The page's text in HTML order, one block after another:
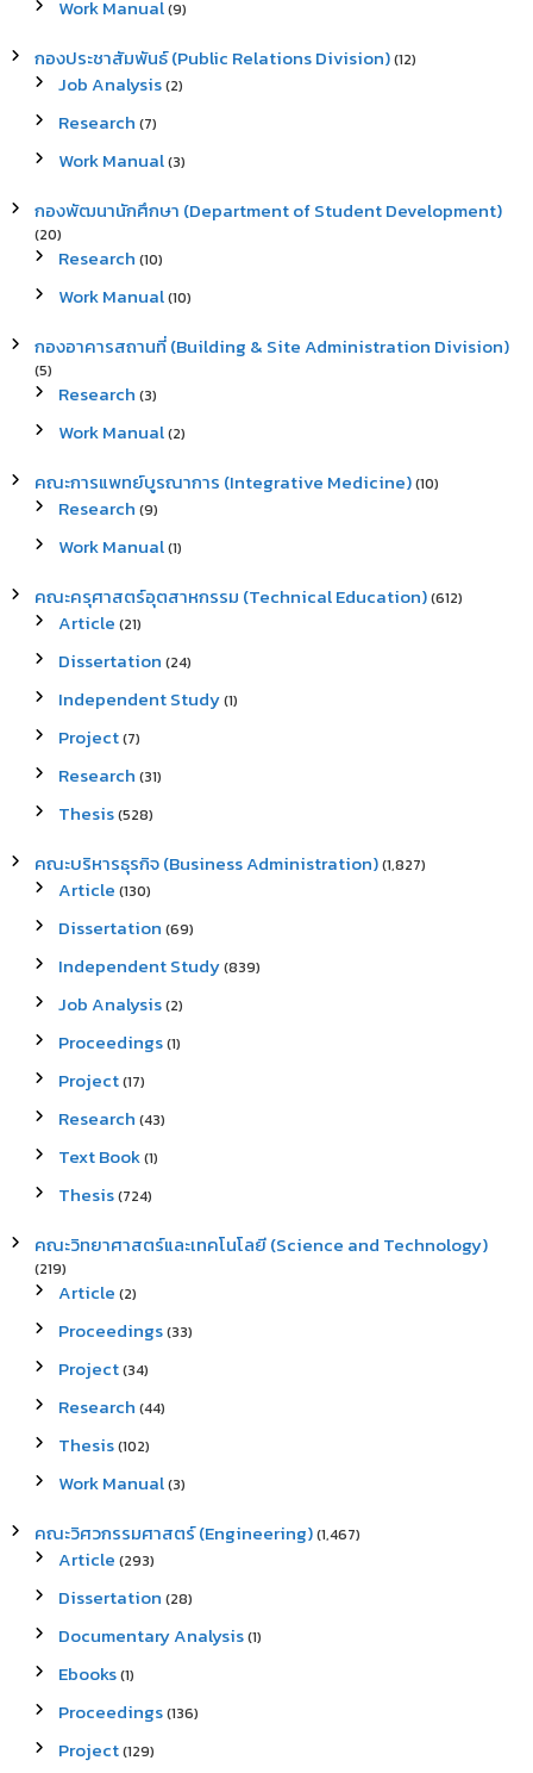
Work Manual(9)
กองประชาสัมพันธ์ (Public Relations Division)(12)
Job Analysis(2)
Research (7)
Work Manual(3)
กองพัฒนานักศึกษา (Department of Student Development)
(20)
Research (10)
Work Manual(10)
กองอาคารสถานที่ (Building & Site Administration Division)
(5)
Research (3)
Work Manual(2)
คณะการแพทย์บูรณาการ (Integrative Medicine)(10)
Research (9)
Work Manual(1)
คณะครุศาสตร์อุตสาหกรรม (Technical Education)(612)
Article (21)
Dissertation (24)
Independent Study(1)
Project(7)
Research (31)
Thesis(528)
คณะบริหารธุรกิจ (Business Administration)(1,827)
Article (130)
Dissertation (69)
Independent Study(839)
Job Analysis(2)
Proceedings(1)
Project(17)
Research (43)
Text Book(1)
Thesis(724)
คณะวิทยาศาสตร์และเทคโนโลยี (Science and Technology)
(219)
Article (2)
Proceedings(33)
Project(34)
Research (44)
Thesis(102)
Work Manual(3)
คณะวิศวกรรมศาสตร์ (Engineering)(1,467)
Article (293)
Dissertation (28)
Documentary Analysis(1)
Ebooks(1)
Proceedings(136)
Project(129)